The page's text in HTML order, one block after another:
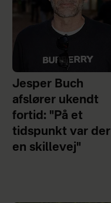
Jesper Buch
afslører ukendt
fortid: "På et
tidspunkt var der
en skillevej"